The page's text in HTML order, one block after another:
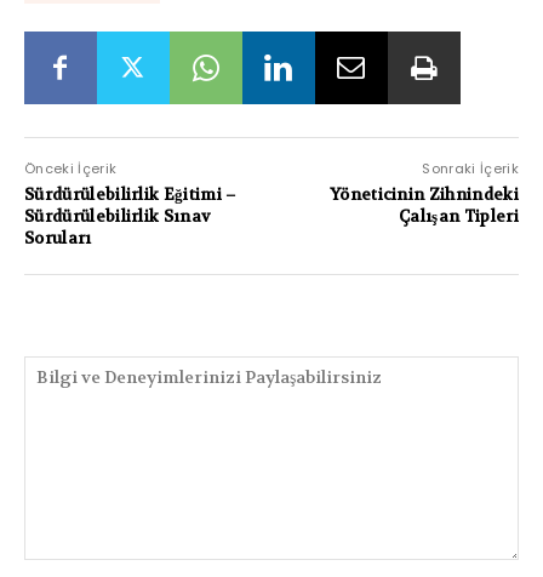
Önceki İçerik
Sürdürülebilirlik Eğitimi –
Sürdürülebilirlik Sınav
Soruları
Sonraki İçerik
Yöneticinin Zihnindeki
Çalışan Tipleri